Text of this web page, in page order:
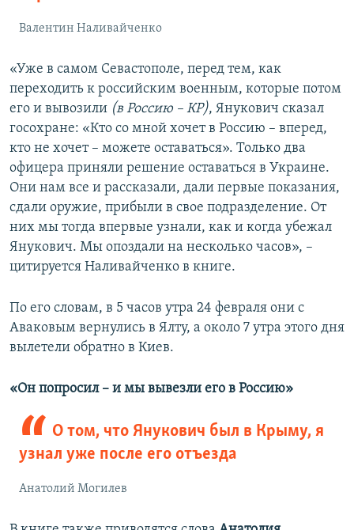
Валентин Наливайченко
«Уже в самом Севастополе, перед тем, как
переходить к российским военным, которые потом
его и вывозили (в Россию – КР), Янукович сказал
госохране: «Кто со мной хочет в Россию – вперед,
кто не хочет – можете оставаться». Только два
офицера приняли решение оставаться в Украине.
Они нам все и рассказали, дали первые показания,
сдали оружие, прибыли в свое подразделение. От
них мы тогда впервые узнали, как и когда убежал
Янукович. Мы опоздали на несколько часов», –
цитируется Наливайченко в книге.
По его словам, в 5 часов утра 24 февраля они с
Аваковым вернулись в Ялту, а около 7 утра этого дня
вылетели обратно в Киев.
«Он попросил –​ и мы вывезли его в Россию»
О том, что Янукович был в Крыму, я
узнал уже после его отъезда
Анатолий Могилев